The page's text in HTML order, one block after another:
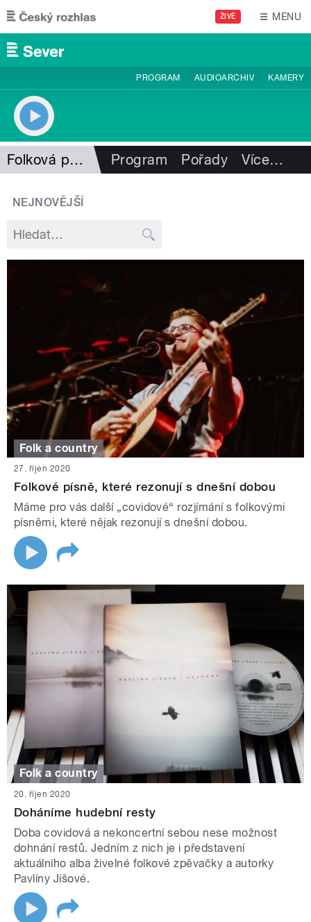
Přejít k hlavnímu obsahu
ŽIVĚ MENU
PROGRAM AUDIOARCHIV KAMERY
Folková pohlazení Program Pořady Více…
NEJNOVĚJŠÍ
Folk a country
27. říjen 2020
Folkové písně, které rezonují s dnešní dobou
Máme pro vás další „covidové“ rozjímání s folkovými
písněmi, které nějak rezonují s dnešní dobou.
Folk a country
20. říjen 2020
Doháníme hudební resty
Doba covidová a nekoncertní sebou nese možnost
dohnání restů. Jedním z nich je i představení
aktuálního alba živelné folkové zpěvačky a autorky
Pavlíny Jíšové.